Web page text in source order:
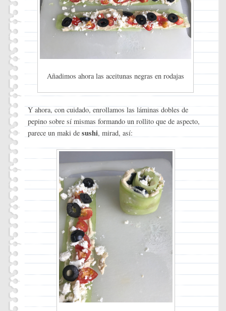
Añadimos ahora las aceitunas negras en rodajas
Y ahora, con cuidado, enrollamos las láminas dobles de
pepino sobre sí mismas formando un rollito que de aspecto,
parece un maki de sushi, mirad, así: